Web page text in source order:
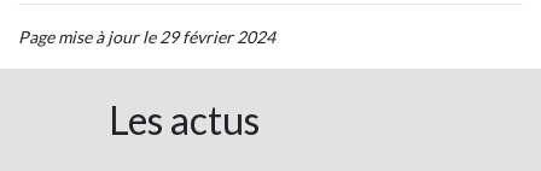
Page mise à jour le 29 février 2024
Les actus